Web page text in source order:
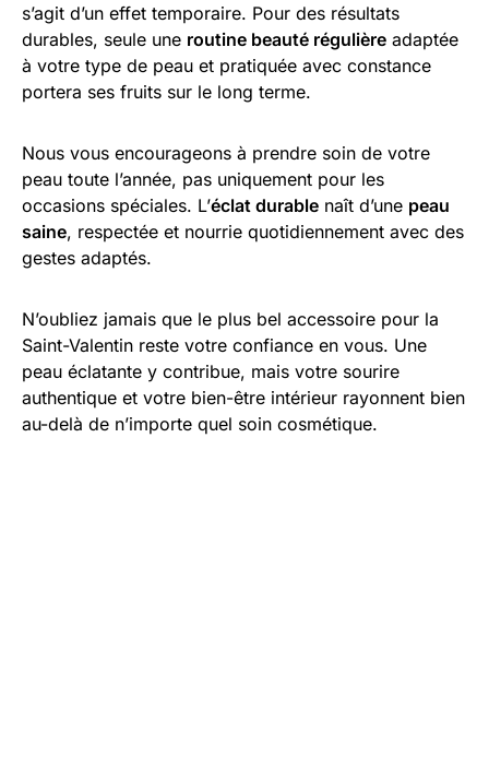
s’agit d’un effet temporaire. Pour des résultats
durables, seule une routine beauté régulière adaptée
à votre type de peau et pratiquée avec constance
portera ses fruits sur le long terme.
Nous vous encourageons à prendre soin de votre
peau toute l’année, pas uniquement pour les
occasions spéciales. L’éclat durable naît d’une peau
saine, respectée et nourrie quotidiennement avec des
gestes adaptés.
N’oubliez jamais que le plus bel accessoire pour la
Saint-Valentin reste votre confiance en vous. Une
peau éclatante y contribue, mais votre sourire
authentique et votre bien-être intérieur rayonnent bien
au-delà de n’importe quel soin cosmétique.